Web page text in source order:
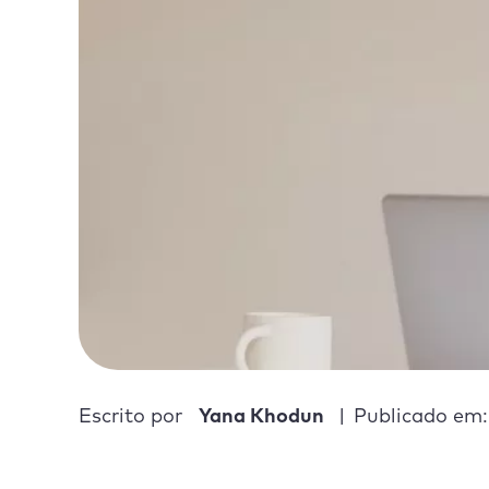
Escrito por Yana Khodun Publicado